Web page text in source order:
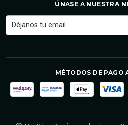
ÚNASE A NUESTRA
MÉTODOS DE PAGO